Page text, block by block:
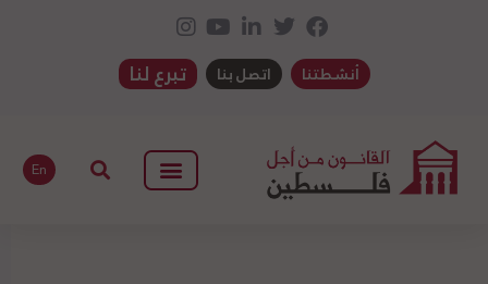
أنشطتنا اتصل بنا تبرع لنا
En